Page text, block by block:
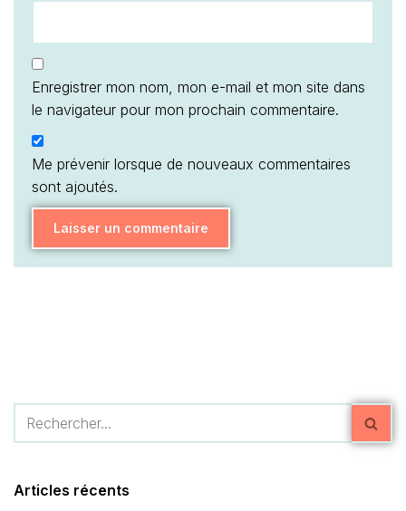
Enregistrer mon nom, mon e-mail et mon site dans
le navigateur pour mon prochain commentaire.
Me prévenir lorsque de nouveaux commentaires
sont ajoutés.
Articles récents